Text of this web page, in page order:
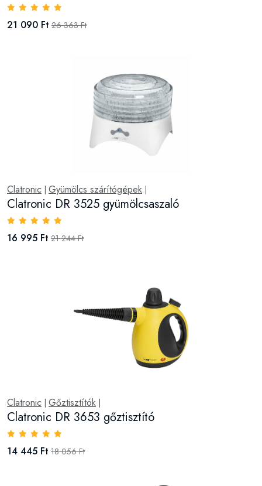
21 090 Ft 26 363 Ft
Clatronic Gyümölcs szárítógépek
Clatronic DR 3525 gyümölcsaszaló
16 995 Ft 21 244 Ft
Clatronic Gőztisztítók
Clatronic DR 3653 gőztisztító
14 445 Ft 18 056 Ft